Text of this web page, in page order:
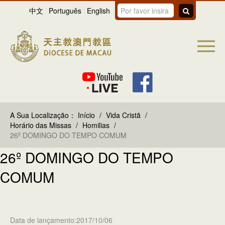
中文 Português English
A Sua Localização： Início / Vida Cristã /
Horário das Missas / Homilias /
26º DOMINGO DO TEMPO COMUM
26º DOMINGO DO TEMPO
COMUM
Data de lançamento:2017/10/06